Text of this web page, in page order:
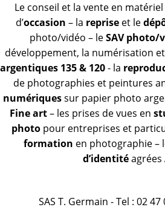
Le conseil et la vente en
d’occasion – la reprise et le
photo/vidéo – leSAV photo/
développement, la numérisation
argentiques 135 & 120- la
de photographies et peintures
numériquessur papier photo
Fine art– les prises de vues en
photo pour entreprises et
formation en photographie –
d’identitéagrées
SAS T. Germain - Tel : 02 47